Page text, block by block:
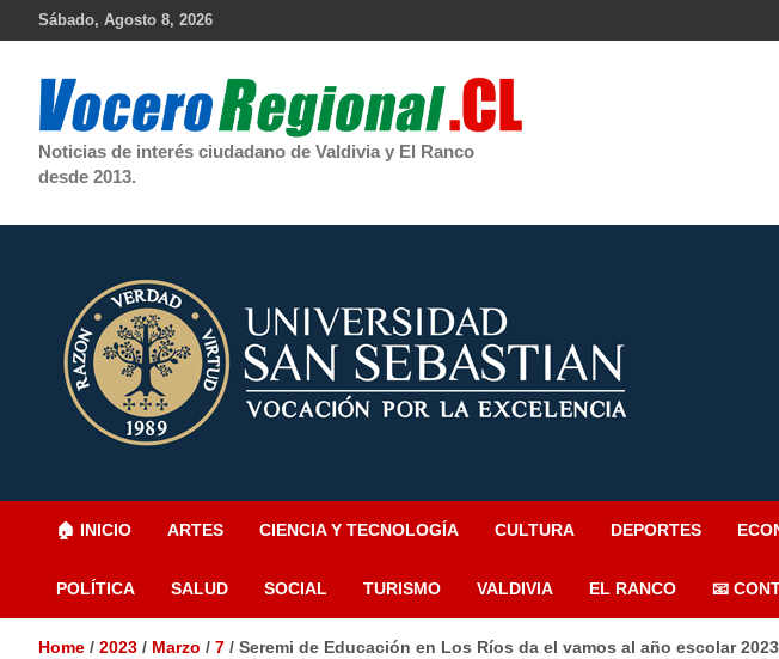
Sábado, Agosto 8, 2026
Noticias de interés ciudadano de Valdivia y El Ranco
desde 2013.
🏠 INICIO ARTES CIENCIA Y TECNOLOGÍA CULTURA DEPORTES
POLÍTICA SALUD SOCIAL TURISMO VALDIVIA EL RANCO 📧
Home 2023 Marzo 7 Seremi de Educación en Los Ríos da el vamos al año escolar